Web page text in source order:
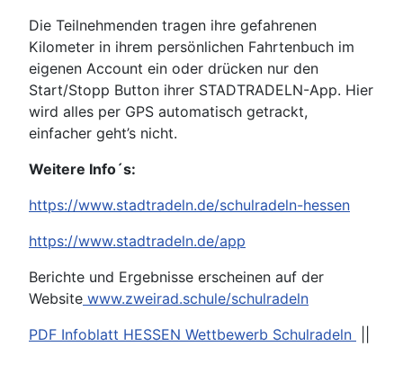
Die Teilnehmenden tragen ihre gefahrenen
Kilometer in ihrem persönlichen Fahrtenbuch im
eigenen Account ein oder drücken nur den
Start/Stopp Button ihrer STADTRADELN-App. Hier
wird alles per GPS automatisch getrackt,
einfacher geht’s nicht.
Weitere Info´s:
https://www.stadtradeln.de/schulradeln-hessen
https://www.stadtradeln.de/app
Berichte und Ergebnisse erscheinen auf der
Website www.zweirad.schule/schulradeln
PDF Infoblatt HESSEN Wettbewerb Schulradeln